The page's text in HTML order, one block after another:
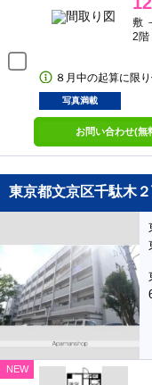
敷
2階
８月中の起算に限
写真満載
お問い合わせ(無
東京都文京区千駄木２
NEW